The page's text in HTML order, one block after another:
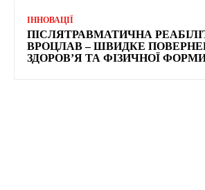
ІННОВАЦІЇ
ПІСЛЯТРАВМАТИЧНА
ВРОЦЛАВ – ШВИДКЕ
ЗДОРОВ’Я ТА ФІЗИЧНОЇ